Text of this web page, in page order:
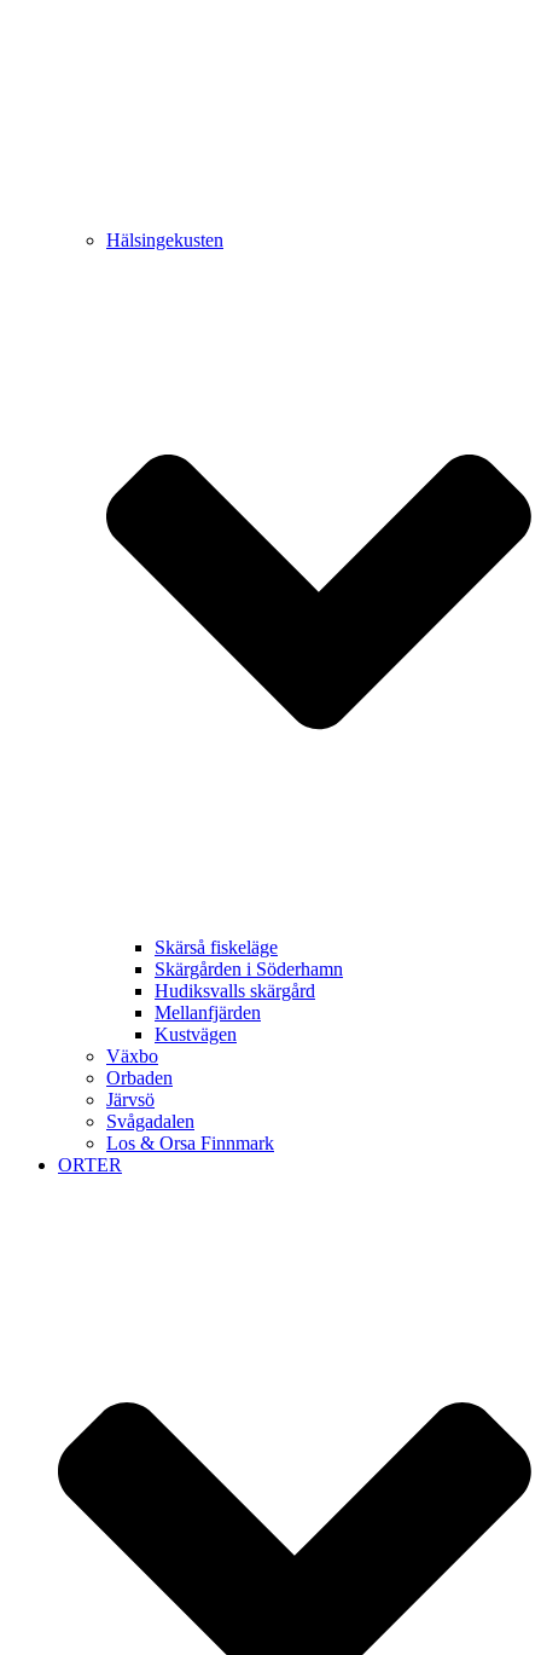
Hälsingekusten
Skärså fiskeläge
Skärgården i Söderhamn
Hudiksvalls skärgård
Mellanfjärden
Kustvägen
Växbo
Orbaden
Järvsö
Svågadalen
Los & Orsa Finnmark
ORTER